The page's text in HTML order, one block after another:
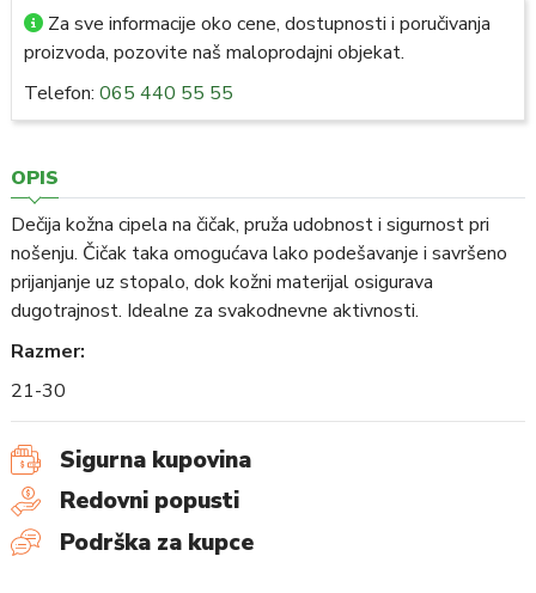
OPIS
Dečija kožna cipela na čičak, pruža udobnost i sigurnost pri
nošenju. Čičak taka omogućava lako podešavanje i savršeno
prijanjanje uz stopalo, dok kožni materijal osigurava
dugotrajnost. Idealne za svakodnevne aktivnosti.
Razmer:
21-30
Za sve informacije oko cene, dostupnosti i poručivanja
proizvoda, pozovite naš maloprodajni objekat.
Telefon: 065 440 55 55
Sigurna kupovina
Redovni popusti
Podrška za kupce